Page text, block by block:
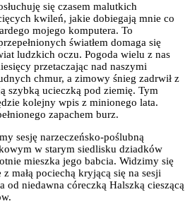
się czasem malutkich
kwileń, jakie dobiegają mnie co
mojego komputera. To
światłem domaga się
ludzkich oczu. Pogoda wielu z nas
przetaczając nad naszymi
chmur, a zimowy śnieg zadrwił z
szybką ucieczką pod ziemię. Tym
kolejny wpis z minionego lata.
zapachem burz.
sesję narzeczeńsko-poślubną
w starym siedlisku dziadków
mieszka jego babcia. Widzimy się
małą pociechą kryjącą się na sesji
od niedawna córeczką Halszką cieszącą